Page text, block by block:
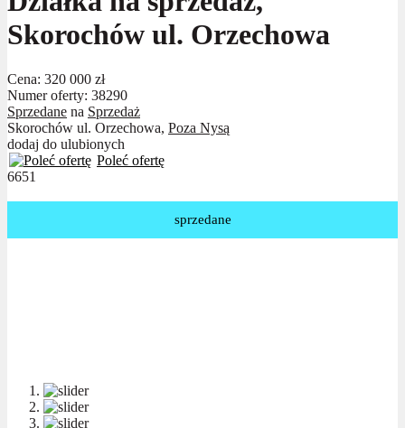
Skorochów ul. Orzechowa
Cena: 320 000 zł
Numer oferty: 38290
Sprzedane na Sprzedaż
Skorochów ul. Orzechowa, Poza Nysą
dodaj do ulubionych
Poleć ofertę
6651
sprzedane